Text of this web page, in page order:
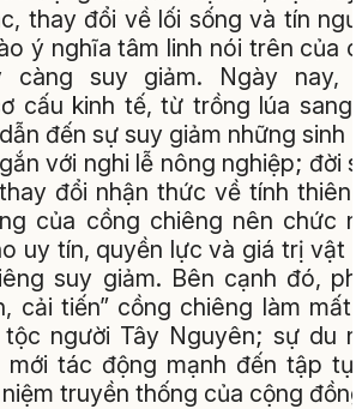
thay đổi về lối sống và tín
ý nghĩa tâm linh nói trên của
càng suy giảm. Ngày nay,
cấu kinh tế, từ trồng lúa sang
đến sự suy giảm những sinh
với nghi lễ nông nghiệp; đời
đổi nhận thức về tính
của cồng chiêng nên chức
uy tín, quyền lực và giá trị vật
suy giảm. Bên cạnh đó,
cải tiến” cồng chiêng làm mất
người Tây Nguyên; sự du
mới tác động mạnh đến tập
truyền thống của cộng